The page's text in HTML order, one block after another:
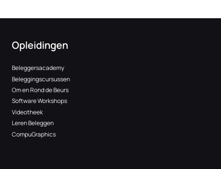
Opleidingen
Beleggersacademy
Beleggingscursussen
Om en Rond de Beurs
Software Workshops
Videotheek
Leren Beleggen
CompuGraphics